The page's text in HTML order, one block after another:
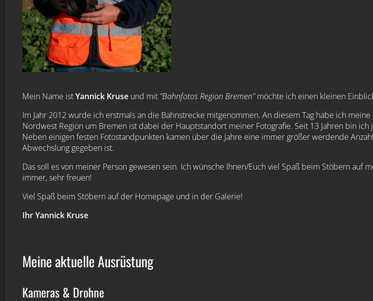
Mein Name istYannick Kruse und mit "Bahnfotos Region Bremen"möchte ich einen kleinen
Im Jahr 2012 wurde ich erstmals an die Bahnstrecke mitgenommen. An diesem Tag habe ich
Nordwest Region um Bremen ist dabei der Hauptstandort meiner Fotografie. Seit 13 Jahren bin
Neben einigen festen Fotostandpunkten kamen über die Jahre eine immer größer werdende
Abwechslung gegeben ist.
Das soll es von meiner Person gewesen sein. Ich wünsche Ihnen/Euch viel Spaß beim Stöbern
immer, sehr freuen!
Viel Spaß beim Stöbern auf der Homepage und in der Galerie!
Ihr Yannick Kruse
Meine aktuelle Ausrüstung
Kameras & Drohne